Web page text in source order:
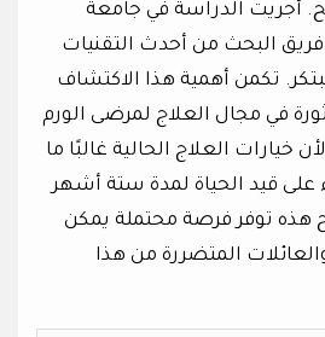
أُجريت الدراسة في جامعة
فريق البحث من أحدث التقنيات
تكمن أهمية هذا الاكتشاف
في مجال العلاج لمرضى الورم
خيارات العلاج الحالية غالبًا ما
على قيد الحياة لمدة ستة أشهر
هذه توفر فرصة محتملة يمكن
المتضررة من هذا